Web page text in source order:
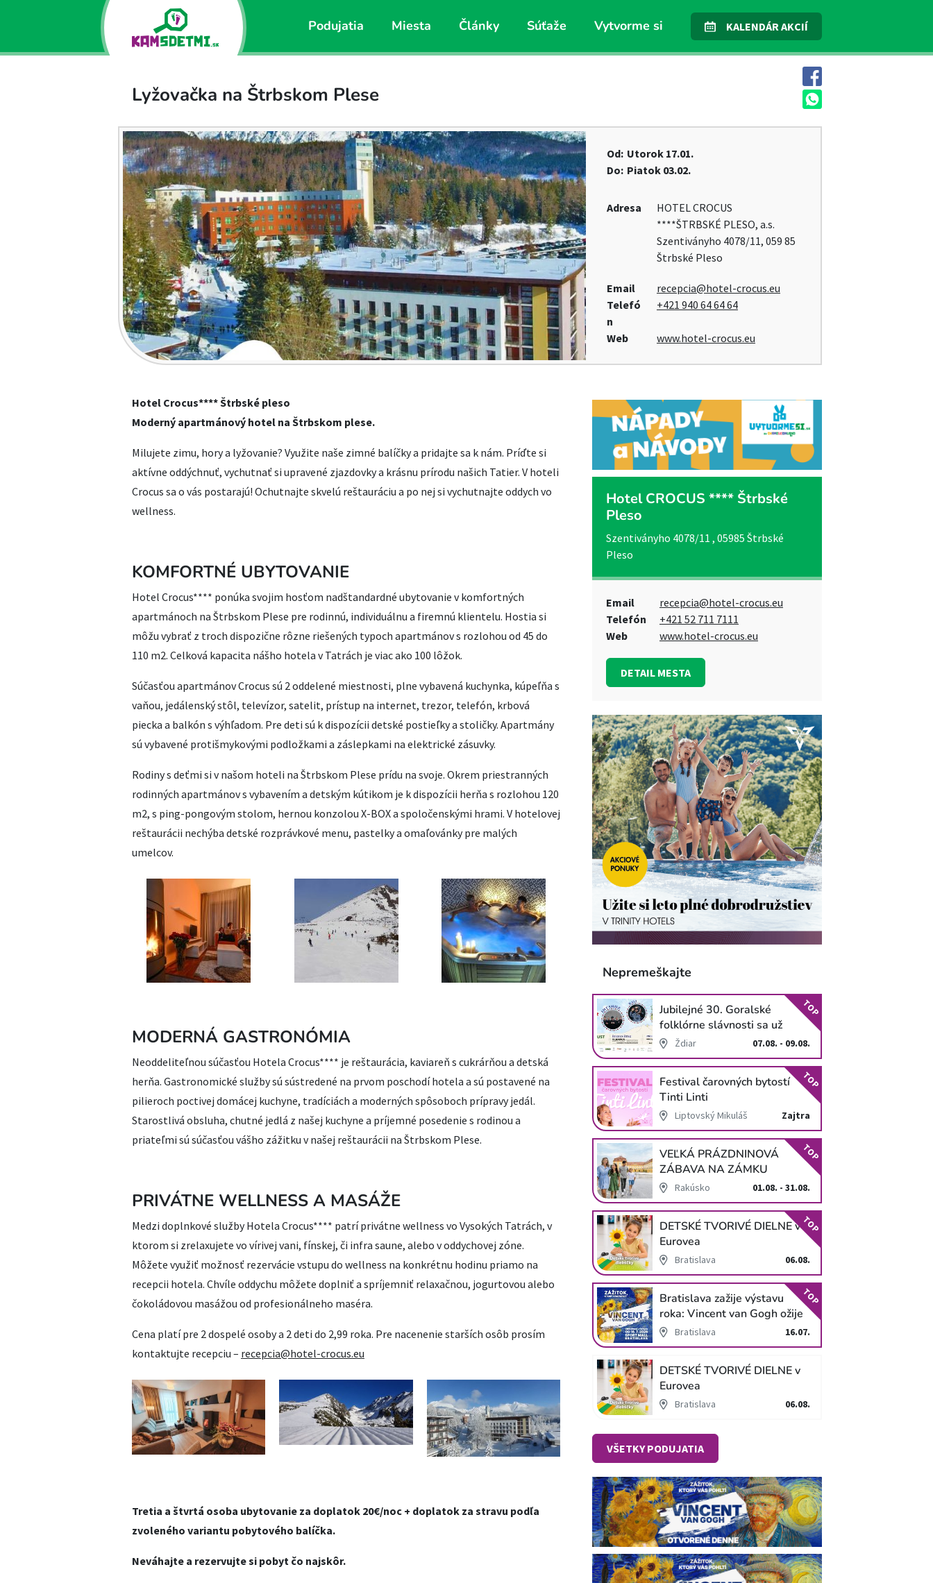
Podujatia Miesta Články Súťaže Vytvorme si KALENDÁR AKCIÍ
Lyžovačka na Štrbskom Plese
Od: Utorok17.01.
Do: Piatok03.02.
Adresa
HOTEL CROCUS
****ŠTRBSKÉ PLESO, a.s.
Szentiványho 4078/11, 059 85
Štrbské Pleso
Email
recepcia@hotel-crocus.eu
Telefó
n
+421 940 64 64 64
Web www.hotel-crocus.eu
Hotel Crocus**** Štrbské pleso
Moderný apartmánový hotel na Štrbskom plese.
Milujete zimu, hory a lyžovanie? Využite naše zimné balíčky a pridajte sa k nám. Príďte si
aktívne oddýchnuť, vychutnať si upravené zjazdovky a krásnu prírodu našich Tatier. V hoteli
Crocus sa o vás postarajú! Ochutnajte skvelú reštauráciu a po nej si vychutnajte oddych vo
wellness.
KOMFORTNÉ UBYTOVANIE
Hotel Crocus**** ponúka svojim hosťom nadštandardné ubytovanie v komfortných
apartmánoch na Štrbskom Plese pre rodinnú, individuálnu a firemnú klientelu. Hostia si
môžu vybrať z troch dispozične rôzne riešených typoch apartmánov s rozlohou od 45 do
110 m2. Celková kapacita nášho hotela v Tatrách je viac ako 100 lôžok.
Súčasťou apartmánov Crocus sú 2 oddelené miestnosti, plne vybavená kuchynka, kúpeľňa s
vaňou, jedálenský stôl, televízor, satelit, prístup na internet, trezor, telefón, krbová
piecka a balkón s výhľadom. Pre deti sú k dispozícii detské postieľky a stoličky. Apartmány
sú vybavené protišmykovými podložkami a záslepkami na elektrické zásuvky.
Rodiny s deťmi si v našom hoteli na Štrbskom Plese prídu na svoje. Okrem priestranných
rodinných apartmánov s vybavením a detským kútikom je k dispozícii herňa s rozlohou 120
m2, s ping-pongovým stolom, hernou konzolou X-BOX a spoločenskými hrami. V hotelovej
reštaurácii nechýba detské rozprávkové menu, pastelky a omaľovánky pre malých
umelcov.
MODERNÁ GASTRONÓMIA
Neoddeliteľnou súčasťou Hotela Crocus**** je reštaurácia, kaviareň s cukrárňou a detská
herňa. Gastronomické služby sú sústredené na prvom poschodí hotela a sú postavené na
pilieroch poctivej domácej kuchyne, tradíciách a moderných spôsoboch prípravy jedál.
Starostlivá obsluha, chutné jedlá z našej kuchyne a príjemné posedenie s rodinou a
priateľmi sú súčasťou vášho zážitku v našej reštaurácii na Štrbskom Plese.
PRIVÁTNE WELLNESS A MASÁŽE
Medzi doplnkové služby Hotela Crocus**** patrí privátne wellness vo Vysokých Tatrách, v
ktorom si zrelaxujete vo vírivej vani, fínskej, či infra saune, alebo v oddychovej zóne.
Môžete využiť možnosť rezervácie vstupu do wellness na konkrétnu hodinu priamo na
recepcii hotela. Chvíle oddychu môžete doplniť a spríjemniť relaxačnou, jogurtovou alebo
čokoládovou masážou od profesionálneho maséra.
Cena platí pre 2 dospelé osoby a 2 deti do 2,99 roka. Pre nacenenie starších osôb prosím
kontaktujte recepciu – recepcia@hotel-crocus.eu
Tretia a štvrtá osoba ubytovanie za doplatok 20€/noc + doplatok za stravu podľa
zvoleného variantu pobytového balíčka.
Neváhajte a rezervujte si pobyt čo najskôr.
Hotel CROCUS **** Štrbské
Pleso
Szentiványho 4078/11 , 05985 Štrbské
Pleso
Email
recepcia@hotel-crocus.eu
Telefón
+421 52 711 7111
Web
www.hotel-crocus.eu
DETAIL MESTA
Nepremeškajte
Jubilejné 30. Goralské
folklórne slávnosti sa už
blížiaŽdiar 07.08. - 09.08.
TOP
Festival čarovných bytostí
Tinti Linti
Liptovský Mikuláš Zajtra
TOP
VEĽKÁ PRÁZDNINOVÁ
ZÁBAVA NA ZÁMKU
SCHLOSS HOF
Rakúsko 01.08. - 31.08.
TOP
DETSKÉ TVORIVÉ DIELNE v
Eurovea
Bratislava 06.08.
TOP
Bratislava zažije výstavu
roka: Vincent van Gogh ožije
v unikátnej imerzívnej šou!
Bratislava 16.07.
TOP
DETSKÉ TVORIVÉ DIELNE v
Eurovea
Bratislava 06.08.
VŠETKY PODUJATIA